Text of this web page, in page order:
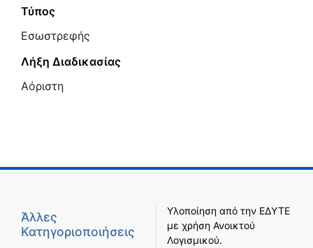
Τύπος
Εσωστρεφής
Λήξη Διαδικασίας
Αόριστη
Άλλες
Κατηγοριοποιήσεις
Υλοποίηση από την ΕΔΥΤΕ
με χρήση Ανοικτού
Λογισμικού.